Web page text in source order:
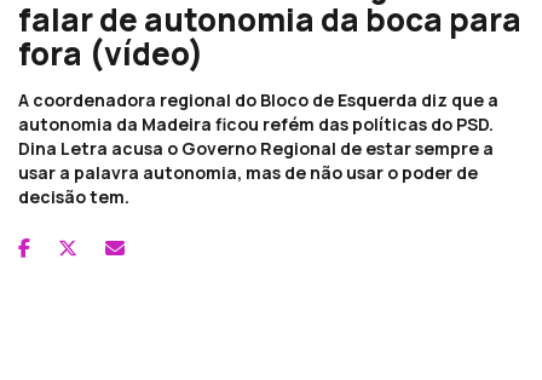
falar de autonomia da boca para
fora (vídeo)
A coordenadora regional do Bloco de Esquerda diz que a
autonomia da Madeira ficou refém das políticas do PSD.
Dina Letra acusa o Governo Regional de estar sempre a
usar a palavra autonomia, mas de não usar o poder de
decisão tem.